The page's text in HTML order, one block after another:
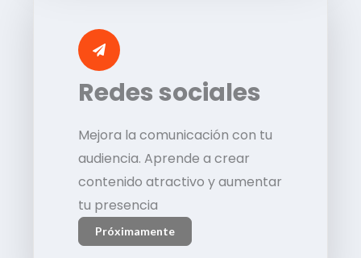
Redes sociales
Mejora la comunicación con tu
audiencia. Aprende a crear
contenido atractivo y aumentar
tu presencia
Próximamente